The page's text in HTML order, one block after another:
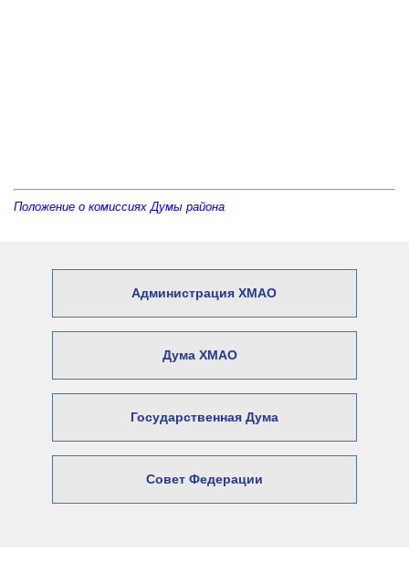
Положение о комиссиях Думы района
Администрация ХМАО
Дума ХМАО
Государственная Дума
Совет Федерации